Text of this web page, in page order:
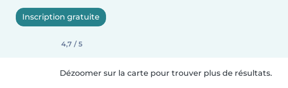
Inscription gratuite
4,7 / 5
Dézoomer sur la carte pour trouver plus de résultats.